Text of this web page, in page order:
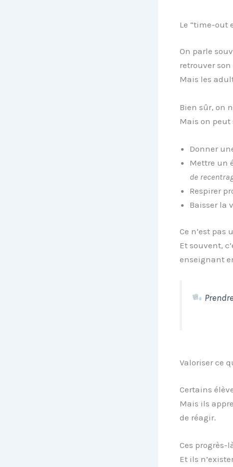
Le “time-out
On parle
retrouver
Mais les
Bien sûr, on
Mais on peut
Donner
Mettre un
de
Respirer
Baisser la
Ce n’est pas
Et souvent,
enseignant
Valoriser ce
Certains
Mais ils
de réagir.
Ces
Et ils